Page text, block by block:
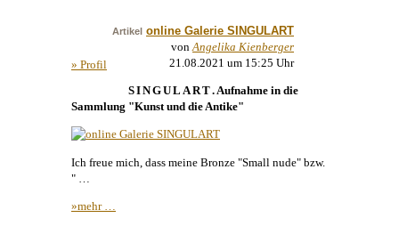
Artikel online Galerie SINGULART
von Angelika Kienberger
» Profil
21.08.2021 um 15:25 Uhr
SINGULART. Aufnahme in die
Sammlung "Kunst und die Antike"
Ich freue mich, dass meine Bronze "Small nude" bzw.
" …
»mehr …